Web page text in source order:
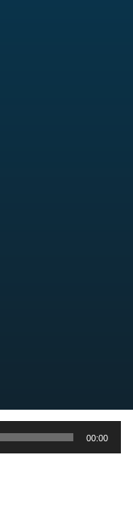
00:00